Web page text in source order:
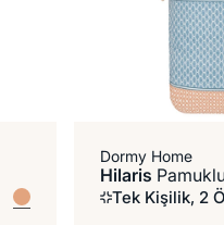
Dormy Home
Hilaris
Tek Kişilik, 2